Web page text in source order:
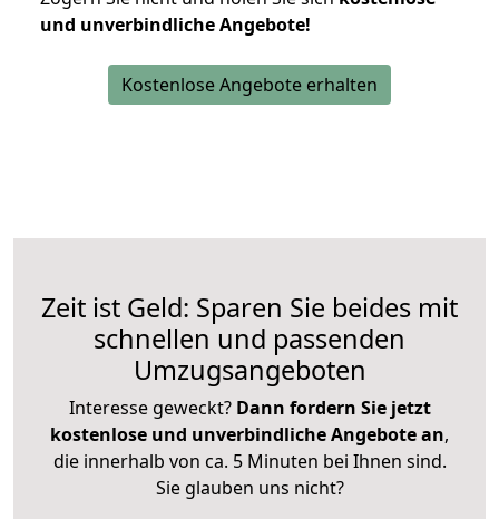
und unverbindliche Angebote!
Kostenlose Angebote erhalten
Zeit ist Geld: Sparen Sie beides mit
schnellen und passenden
Umzugsangeboten
Interesse geweckt? Dann fordern Sie jetzt
kostenlose und unverbindliche Angebote an,
die innerhalb von ca. 5 Minuten bei Ihnen sind.
Sie glauben uns nicht?